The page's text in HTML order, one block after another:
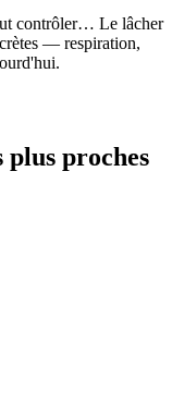
contrôler… Le lâcher
— respiration,
plus proches